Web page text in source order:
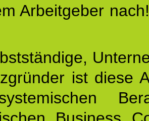
Arbeitgeber
ist diese